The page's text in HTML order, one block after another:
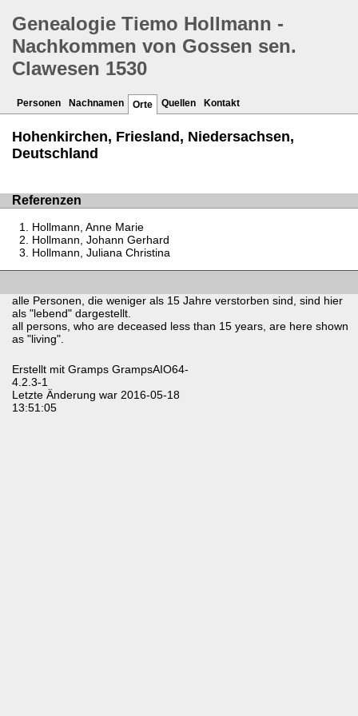
Genealogie Tiemo Hollmann -
Nachkommen von Gossen sen.
Clawesen 1530
Personen Nachnamen Orte Quellen Kontakt
Hohenkirchen, Friesland, Niedersachsen,
Deutschland
Referenzen
Hollmann, Anne Marie
Hollmann, Johann Gerhard
Hollmann, Juliana Christina
alle Personen, die weniger als 15 Jahre verstorben sind, sind hier
als "lebend" dargestellt.
all persons, who are deceased less than 15 years, are here shown
as "living".
Erstellt mit Gramps GrampsAIO64-
4.2.3-1
Letzte Änderung war 2016-05-18
13:51:05